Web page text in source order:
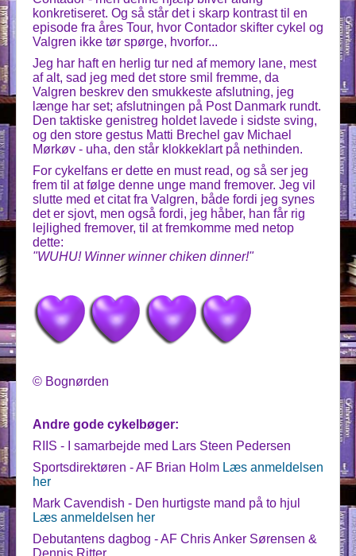
konkretiseret. Og så står det i skarp kontrast til en
episode fra åres Tour, hvor Contador skifter cykel og
Valgren ikke tør spørge, hvorfor...
Jeg har haft en herlig tur ned af memory lane, mest
af alt, sad jeg med det store smil fremme, da
Valgren beskrev den smukkeste afslutning, jeg
længe har set; afslutningen på Post Danmark rundt.
Den taktiske genistreg holdet lavede i sidste sving,
og den store gestus Matti Brechel gav Michael
Mørkøv - uha, den står klokkeklart på nethinden.
For cykelfans er dette en must read, og så ser jeg
frem til at følge denne unge mand fremover. Jeg vil
slutte med et citat fra Valgren, både fordi jeg synes
det er sjovt, men også fordi, jeg håber, han får rig
lejlighed fremover, til at fremkomme med netop
dette:
"WUHU! Winner winner chiken dinner!"
© Bognørden
Andre gode cykelbøger:
RIIS - I samarbejde med Lars Steen Pedersen
Sportsdirektøren - AF Brian Holm Læs anmeldelsen
her
Mark Cavendish - Den hurtigste mand på to hjul
Læs anmeldelsen her
Debutantens dagbog - AF Chris Anker Sørensen &